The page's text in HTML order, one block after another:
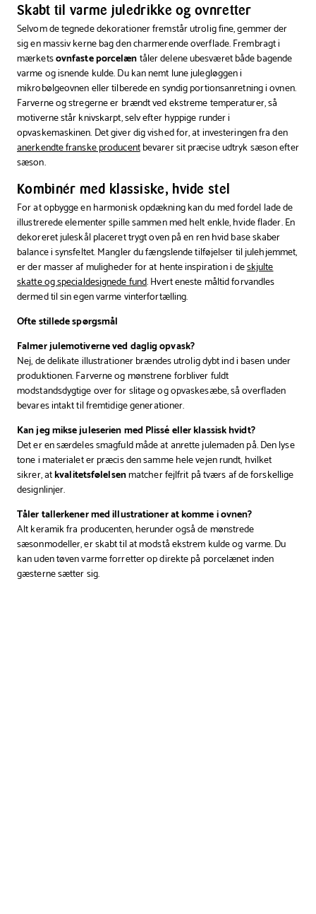
Skabt til varme juledrikke og ovnretter
Selvom de tegnede dekorationer fremstår utrolig fine, gemmer der
sig en massiv kerne bag den charmerende overflade. Frembragt i
mærketsovnfaste porcelæntåler delene ubesværet både bagende
varme og isnende kulde. Du kan nemt lune julegløggen i
mikrobølgeovnen eller tilberede en syndig portionsanretning i ovnen.
Farverne og stregerne er brændt ved ekstreme temperaturer, så
motiverne står knivskarpt, selv efter hyppige runder i
opvaskemaskinen. Det giver dig vished for, at investeringen fra den
anerkendte franske producentbevarer sit præcise udtryk sæson efter
sæson.
Kombinér med klassiske, hvide stel
For at opbygge en harmonisk opdækning kan du med fordel lade de
illustrerede elementer spille sammen med helt enkle, hvide flader. En
dekoreret juleskål placeret trygt oven på en ren hvid base skaber
balance i synsfeltet. Mangler du fængslende tilføjelser til julehjemmet,
er der masser af muligheder for at hente inspiration i deskjulte
skatte og specialdesignede fund. Hvert eneste måltid forvandles
dermed til sin egen varme vinterfortælling.
Ofte stillede spørgsmål
Falmer julemotiverne ved daglig opvask?
Nej, de delikate illustrationer brændes utrolig dybt ind i basen under
produktionen. Farverne og mønstrene forbliver fuldt
modstandsdygtige over for slitage og opvaskesæbe, så overfladen
bevares intakt til fremtidige generationer.
Kan jeg mikse juleserien med Plissé eller klassisk hvidt?
Det er en særdeles smagfuld måde at anrette julemaden på. Den lyse
tone i materialet er præcis den samme hele vejen rundt, hvilket
sikrer, atkvalitetsfølelsenmatcher fejlfrit på tværs af de forskellige
designlinjer.
Tåler tallerkener med illustrationer at komme i ovnen?
Alt keramik fra producenten, herunder også de mønstrede
sæsonmodeller, er skabt til at modstå ekstrem kulde og varme. Du
kan uden tøven varme forretter op direkte på porcelænet inden
gæsterne sætter sig.